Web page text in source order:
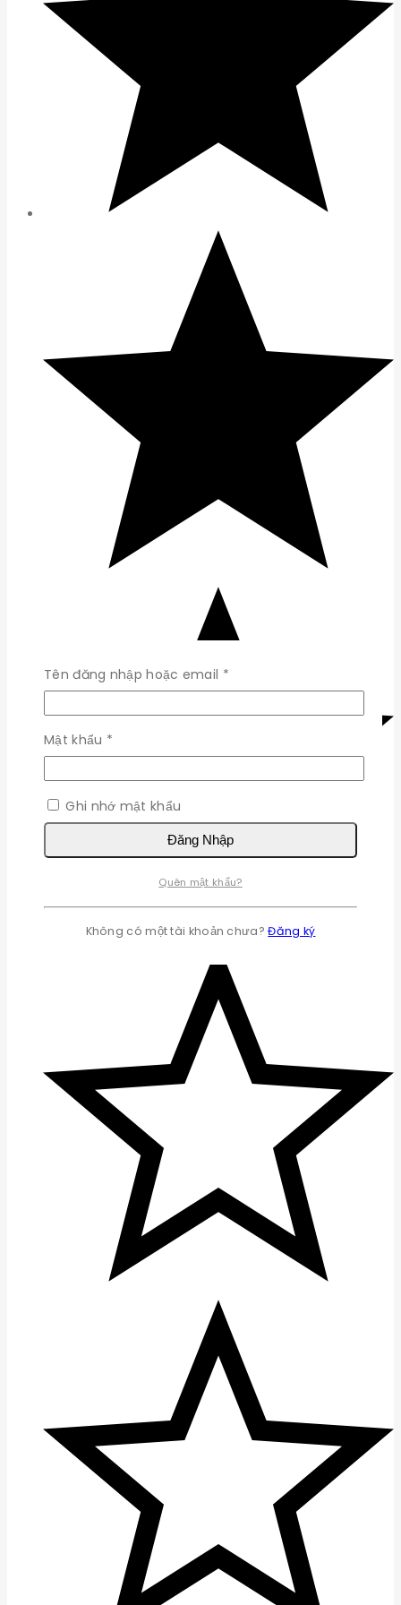
Tên đăng nhập hoặc email *Bắt
buộc
Mật khẩu *
buộc
Ghi nhớ mật khẩu
Đăng Nhập
Quên mật khẩu?
Không có một tài khoản chưa?Đăng ký